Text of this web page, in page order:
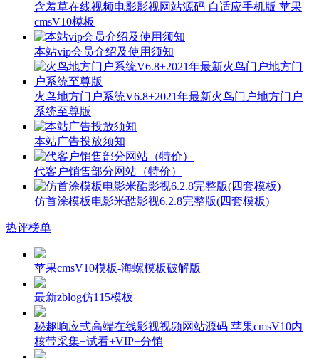
含羞草在线视频电影影视网站源码 自适应手机版 苹果
cmsV10模板
本站vip会员介绍及使用须知
火鸟地方门户系统V6.8+2021年最新火鸟门户地方门户
系统至尊版
本站广告投放须知
代客户销售部分网站（特价）
仿首涂模板电影米酷影视6.2.8完整版(四套模板)
热评榜单
苹果cmsV10模板-海螺模板破解版
最新zblog仿115模板
秘趣响应式高端在线影视视频网站源码 苹果cmsV10内
核带采集+试看+VIP+分销